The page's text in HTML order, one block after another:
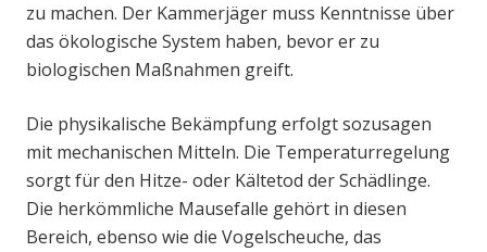
zu machen. Der Kammerjäger muss Kenntnisse über
das ökologische System haben, bevor er zu
biologischen Maßnahmen greift.
Die physikalische Bekämpfung erfolgt sozusagen
mit mechanischen Mitteln. Die Temperaturregelung
sorgt für den Hitze- oder Kältetod der Schädlinge.
Die herkömmliche Mausefalle gehört in diesen
Bereich, ebenso wie die Vogelscheuche, das